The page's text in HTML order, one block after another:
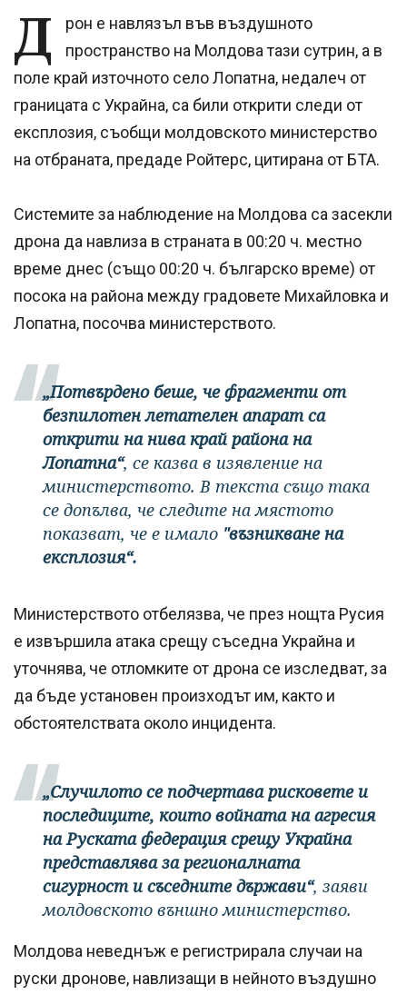
Д
рон е навлязъл във въздушното
пространство на Молдова тази сутрин, а в
поле край източното село Лопатна, недалеч от
границата с Украйна, са били открити следи от
експлозия, съобщи молдовското министерство
на отбраната, предаде Ройтерс, цитирана от БТА.
Системите за наблюдение на Молдова са засекли
дрона да навлиза в страната в 00:20 ч. местно
време днес (също 00:20 ч. българско време) от
посока на района между градовете Михайловка и
Лопатна, посочва министерството.
„Потвърдено беше, че фрагменти от
безпилотен летателен апарат са
открити на нива край района на
Лопатна“, се казва в изявление на
министерството. В текста също така
се допълва, че следите на мястото
показват, че е имало "възникване на
експлозия“.
Министерството отбелязва, че през нощта Русия
е извършила атака срещу съседна Украйна и
уточнява, че отломките от дрона се изследват, за
да бъде установен произходът им, както и
обстоятелствата около инцидента.
„Случилото се подчертава рисковете и
последиците, които войната на агресия
на Руската федерация срещу Украйна
представлява за регионалната
сигурност и съседните държави“, заяви
молдовското външно министерство.
Молдова неведнъж е регистрирала случаи на
руски дронове, навлизащи в нейното въздушно